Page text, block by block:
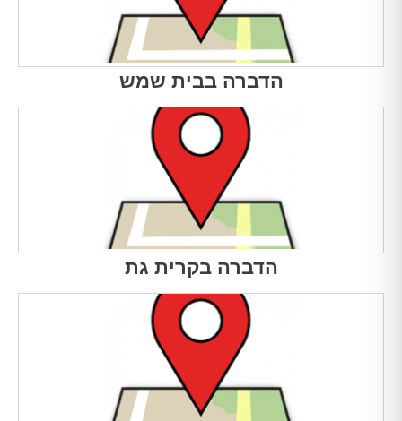
הדברה בבית שמש
הדברה בקרית גת